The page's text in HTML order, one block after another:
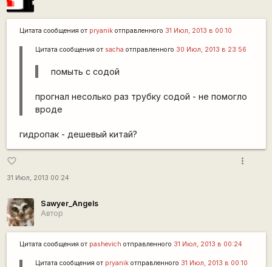
Цитата сообщения от pryanikотправленного 31 Июл, 2013 в 00:10
Цитата сообщения от sacha отправленного 30 Июл, 2013 в 23:56
помыть с содой
прогнал несолько раз трубку содой - не помогло
вроде
гидропак - дешевый китай?
favorite_border
31 Июл, 2013 00:24
more_vert
Sawyer_Angels
Автор
Цитата сообщения от pashevich отправленного 31 Июл, 2013 в 00:24
Цитата сообщения от pryanikотправленного 31 Июл, 2013 в 00:10